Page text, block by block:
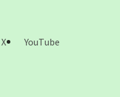
X
YouTube